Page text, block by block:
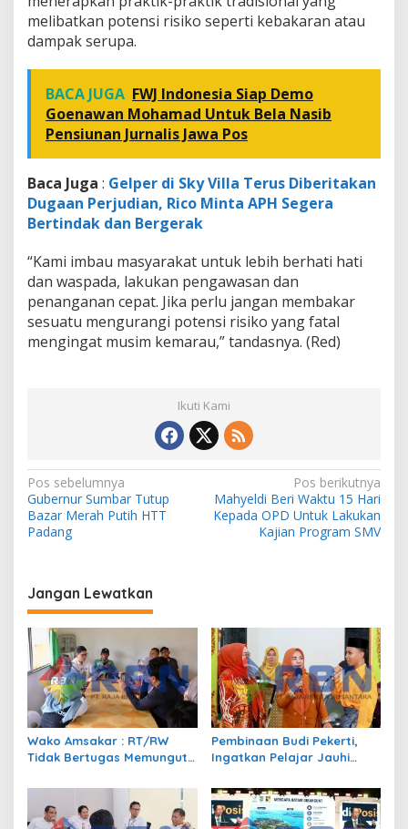
melibatkan potensi risiko seperti kebakaran atau
dampak serupa.
BACA JUGA FWJ Indonesia Siap Demo
Goenawan Mohamad Untuk Bela Nasib
Pensiunan Jurnalis Jawa Pos
Baca Juga : Gelper di Sky Villa Terus Diberitakan
Dugaan Perjudian, Rico Minta APH Segera
Bertindak dan Bergerak
“Kami imbau masyarakat untuk lebih berhati hati
dan waspada, lakukan pengawasan dan
penanganan cepat. Jika perlu jangan membakar
sesuatu mengurangi potensi risiko yang fatal
mengingat musim kemarau,” tandasnya. (Red)
Ikuti Kami
N
a
v
g
a
s
i
p
o
s
Pos sebelumnya
Gubernur Sumbar Tutup
Bazar Merah Putih HTT
Padang
Pos berikutnya
Mahyeldi Beri Waktu 15 Hari
Kepada OPD Untuk Lakukan
Kajian Program SMV
Jangan Lewatkan
Wako Amsakar : RT/RW
Tidak Bertugas Memungut
Pembinaan Budi Pekerti,
Ingatkan Pelajar Jauhi
Bermedia Sosial